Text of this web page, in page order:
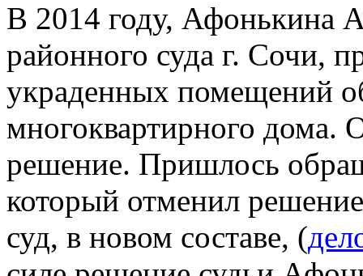
В 2014 году, Афонькина
районного суда г. Сочи,
украденных помещений
многоквартирного дома.
решение. Пришлось
который отменил
суд, в новом составе, (